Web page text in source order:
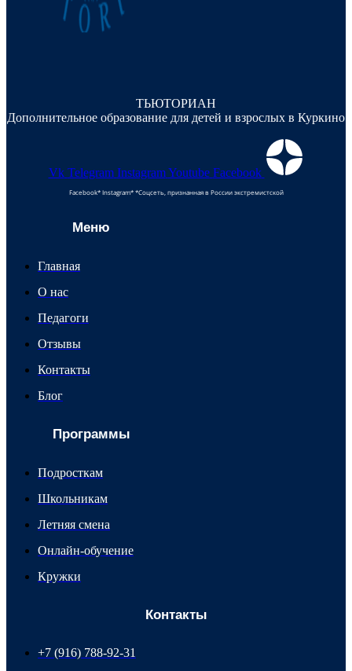
ТЬЮТОРИАН
Дополнительное образование для детей и взрослых в Куркино
Vk Telegram Instagram Youtube Facebook
Facebook* Instagram* *Соцсеть, признанная в России экстремистской
Меню
Главная
О нас
Педагоги
Отзывы
Контакты
Блог
Программы
Подросткам
Школьникам
Летняя смена
Онлайн-обучение
Кружки
Контакты
+7 (916) 788-92-31